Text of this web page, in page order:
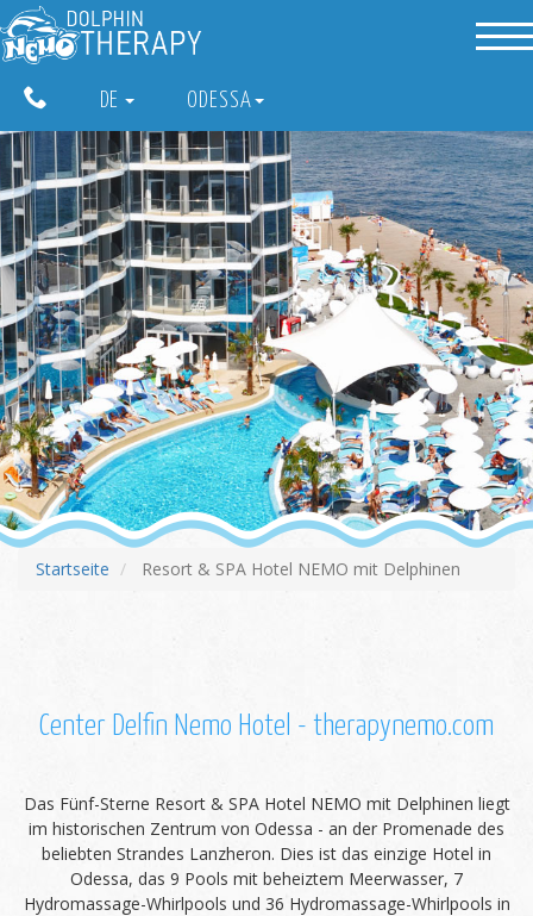
DE ODESSA
Startseite Resort & SPA Hotel NEMO mit Delphinen
Center Delfin Nemo Hotel - therapynemo.com
Das Fünf-Sterne Resort & SPA Hotel NEMO mit Delphinen liegt
im historischen Zentrum von Odessa - an der Promenade des
beliebten Strandes Lanzheron. Dies ist das einzige Hotel in
Odessa, das 9 Pools mit beheiztem Meerwasser, 7
Hydromassage-Whirlpools und 36 Hydromassage-Whirlpools in